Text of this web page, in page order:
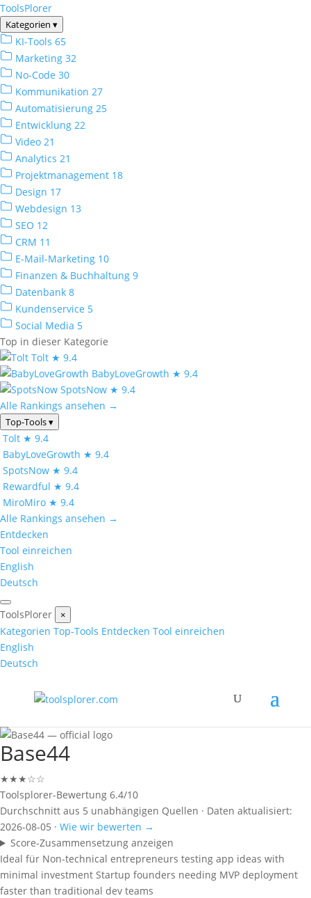
ToolsPlorer
Kategorien ▾
KI-Tools 65
Marketing 32
No-Code 30
Kommunikation 27
Automatisierung 25
Entwicklung 22
Video 21
Analytics 21
Projektmanagement 18
Design 17
Webdesign 13
SEO 12
CRM 11
E-Mail-Marketing 10
Finanzen & Buchhaltung 9
Datenbank 8
Kundenservice 5
Social Media 5
Top in dieser Kategorie
Tolt ★ 9.4
BabyLoveGrowth ★ 9.4
SpotsNow ★ 9.4
Alle Rankings ansehen →
Top-Tools▾
Tolt ★ 9.4
BabyLoveGrowth ★ 9.4
SpotsNow ★ 9.4
Rewardful ★ 9.4
MiroMiro ★ 9.4
Alle Rankings ansehen →
Entdecken
Tool einreichen
English
Deutsch
ToolsPlorer ×
Kategorien Top-Tools Entdecken Tool einreichen
English
Deutsch
Base44
★★★☆☆
Toolsplorer-Bewertung 6.4/10
Durchschnitt aus 5 unabhängigen Quellen · Daten aktualisiert:
2026-08-05 · Wie wir bewerten →
Score-Zusammensetzung anzeigen
Ideal für Non-technical entrepreneurs testing app ideas with
minimal investment Startup founders needing MVP deployment
faster than traditional dev teams